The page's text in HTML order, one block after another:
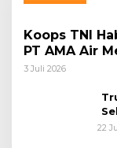
Koops TNI
PT AMA Air
Taktis
3 Juli 2026
22